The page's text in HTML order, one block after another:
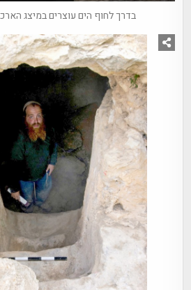
בדרך לחוף הים עוצרים במיצג